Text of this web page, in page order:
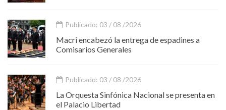
Publicado: 03 / 08 /2026
Macri encabezó la entrega de espadines a
Comisarios Generales
Publicado: 03 / 08 /2026
La Orquesta Sinfónica Nacional se presenta en
el Palacio Libertad